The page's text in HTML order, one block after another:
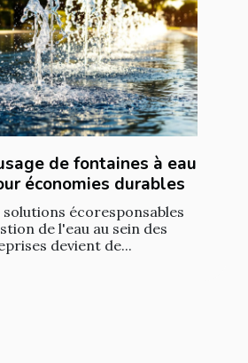
de fontaines à eau
économies durables
écoresponsables
de l'eau au sein des
devient de...